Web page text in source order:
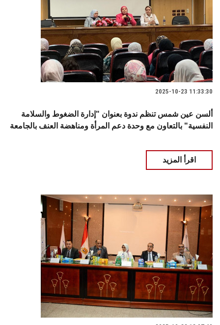
2025-10-23 11:33:30
ألسن عين شمس تنظم ندوة بعنوان "إدارة الضغوط والسلامة
النفسية" بالتعاون مع وحدة دعم المرأة ومناهضة العنف بالجامعة
اقرأ المزيد